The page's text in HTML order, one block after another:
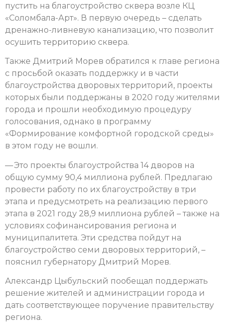
пустить на благоустройство сквера возле КЦ
«Соломбала-Арт». В первую очередь – сделать
дренажно-ливневую канализацию, что позволит
осушить территорию сквера.
Также Дмитрий Морев обратился к главе региона
с просьбой оказать поддержку и в части
благоустройства дворовых территорий, проекты
которых были поддержаны в 2020 году жителями
города и прошли необходимую процедуру
голосования, однако в программу
«Формирование комфортной городской среды»
в этом году не вошли.
— Это проекты благоустройства 14 дворов на
общую сумму 90,4 миллиона рублей. Предлагаю
провести работу по их благоустройству в три
этапа и предусмотреть на реализацию первого
этапа в 2021 году 28,9 миллиона рублей – также на
условиях софинансирования региона и
муниципалитета. Эти средства пойдут на
благоустройство семи дворовых территорий, –
пояснил губернатору Дмитрий Морев.
Александр Цыбульский пообещал поддержать
решение жителей и администрации города и
дать соответствующее поручение правительству
региона.